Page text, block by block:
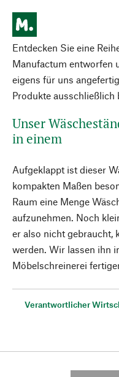
Entdecken Sie eine
Manufactum entworfen
eigens für uns
Produkte ausschließlich
Unser
in einem
Aufgeklappt ist dieser
kompakten Maßen
Raum eine Menge
aufzunehmen. Noch
er also nicht gebraucht,
werden. Wir lassen ihn
Möbelschreinerei
Verantwortlicher